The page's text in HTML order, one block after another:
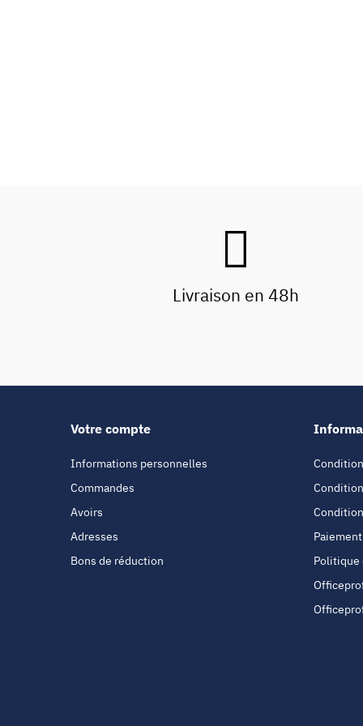
Livraison en 48h
Votre compte
Informations personnelles
Commandes
Avoirs
Adresses
Bons de réduction